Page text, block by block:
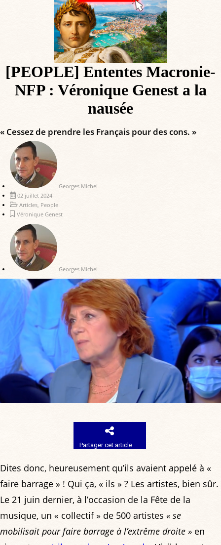
[PEOPLE] Ententes Macronie-
NFP : Véronique Genest a la
nausée
« Cessez de prendre les Français pour des cons. »
Georges Michel
02 juillet 2024
Articles, People
Véronique Genest
Georges Michel
Partager cet article
Dites donc, heureusement qu’ils avaient appelé à «
faire barrage » ! Qui ça, « ils » ? Les artistes, bien sûr.
Le 21 juin dernier, à l’occasion de la Fête de la
musique, un « collectif » de 500 artistes « se
mobilisait pour faire barrage à l’extrême droite » en